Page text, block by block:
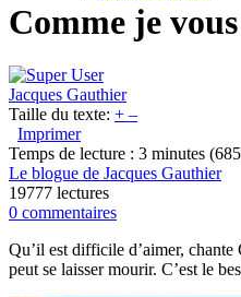
Comme je
Jacques Gauthier
Taille du texte: + –
Imprimer
Temps de lecture : 3 minutes
Le blogue de Jacques Gauthier
19777 lectures
0 commentaires
Qu’il est difficile d’aimer,
peut se laisser mourir. C’est le